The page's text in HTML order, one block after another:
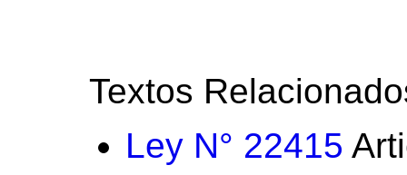
Textos
Ley N° 22415